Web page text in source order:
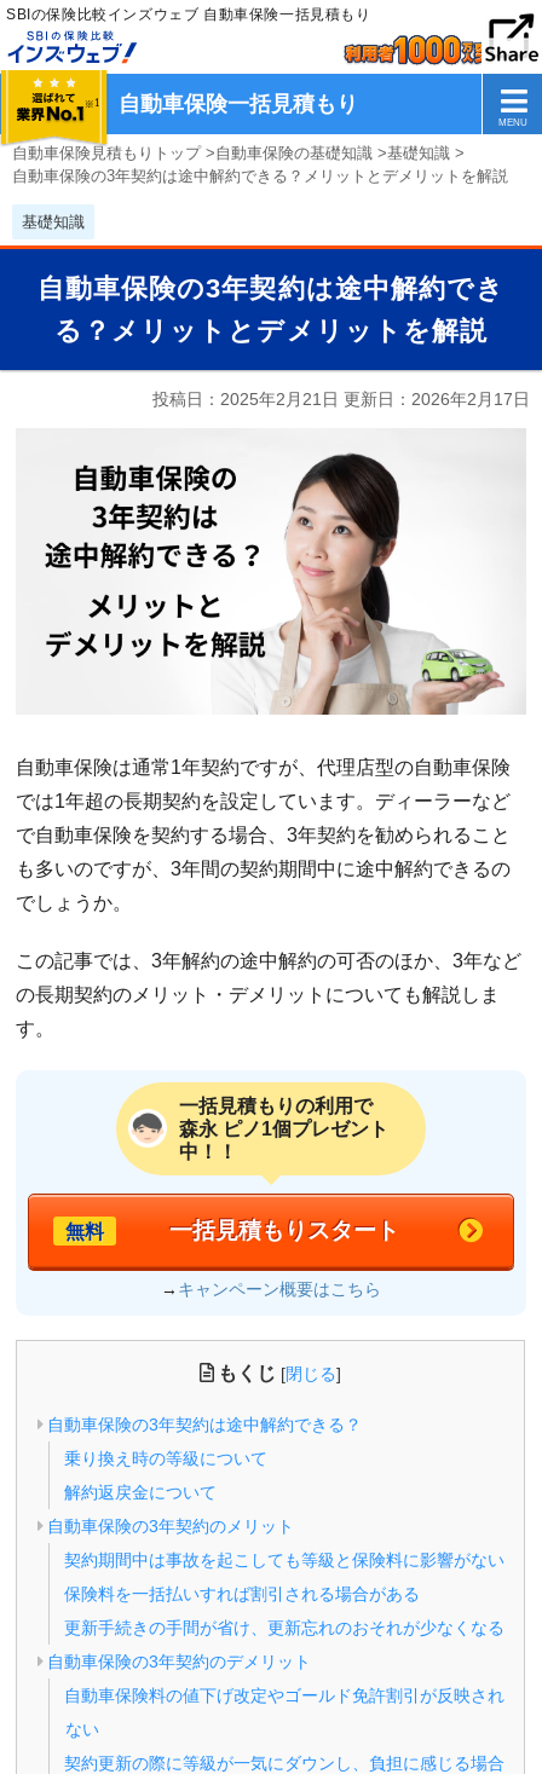
SBIの保険比較インズウェブ 自動車保険一括見積もり
自動車保険一括見積もり
自動車保険見積もりトップ>自動車保険の基礎知識 >基礎知識 >
自動車保険の3年契約は途中解約できる？メリットとデメリットを解説
基礎知識
自動車保険の3年契約は途中解約でき
る？メリットとデメリットを解説
投稿日：2025年2月21日 更新日： 2026年2月17日
自動車保険は通常1年契約ですが、代理店型の自動車保険
では1年超の長期契約を設定しています。ディーラーなど
で自動車保険を契約する場合、3年契約を勧められること
も多いのですが、3年間の契約期間中に途中解約できるの
でしょうか。
この記事では、3年解約の途中解約の可否のほか、3年など
の長期契約のメリット・デメリットについても解説しま
す。
一括見積もりの利用で
森永 ピノ1個プレゼント
中！！
無料 一括見積もりスタート
→ キャンペーン概要はこちら
もくじ [閉じる]
自動車保険の3年契約は途中解約できる？
乗り換え時の等級について
解約返戻金について
自動車保険の3年契約のメリット
契約期間中は事故を起こしても等級と保険料に影響がない
保険料を一括払いすれば割引される場合がある
更新手続きの手間が省け、更新忘れのおそれが少なくなる
自動車保険の3年契約のデメリット
自動車保険料の値下げ改定やゴールド免許割引が反映され
ない
契約更新の際に等級が一気にダウンし、負担に感じる場合